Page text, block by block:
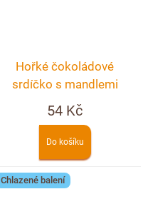
Hořké čokoládové
srdíčko s mandlemi
54 Kč
Do košíku
Chlazené balení